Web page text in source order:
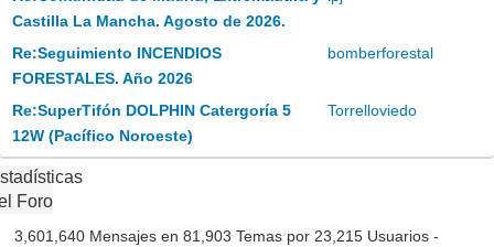
Castilla La Mancha. Agosto de 2026.
Re:Seguimiento INCENDIOS
FORESTALES. Año 2026
bomberforestal
Re:SuperTifón DOLPHIN Catergoría 5
12W (Pacífico Noroeste)
Torrelloviedo
Foro
3,601,640 Mensajes en 81,903 Temas por 23,215 Usuarios -